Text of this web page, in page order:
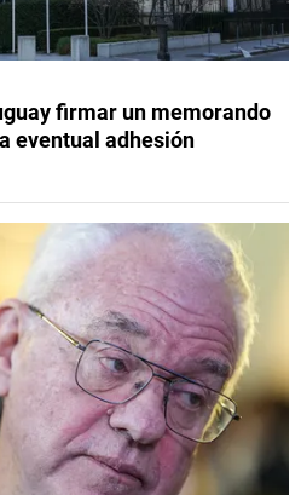
firmar un memorando
eventual adhesión